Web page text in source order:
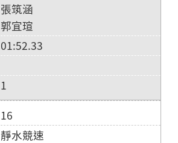
張筑涵
郭宜瑄
01:52.33
1
16
靜水競速